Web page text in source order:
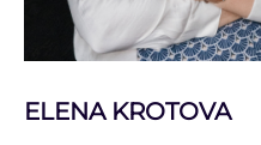
ELENA KROTOVA